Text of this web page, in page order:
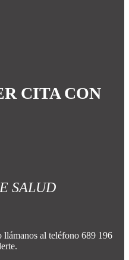
CITA CON
SALUD
llámanos al teléfono 689 196